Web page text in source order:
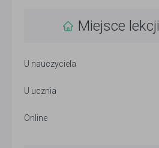
Miejsce lekcji
U nauczyciela
U ucznia
Online